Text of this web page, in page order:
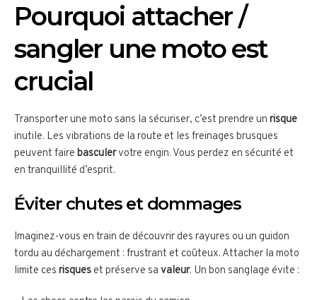
Pourquoi attacher /
sangler une moto est
crucial
Transporter une moto sans la sécuriser, c’est prendre un risque
inutile. Les vibrations de la route et les freinages brusques
peuvent faire basculervotre engin. Vous perdez en sécurité et
en tranquillité d’esprit.
Éviter chutes et dommages
Imaginez-vous en train de découvrir des rayures ou un guidon
tordu au déchargement : frustrant et coûteux. Attacher la moto
limite ces risques et préserve sa valeur. Un bon sanglage évite :